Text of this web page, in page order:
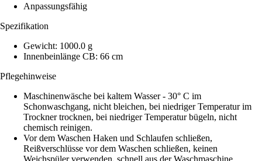
Anpassungsfähig
Spezifikation
Gewicht: 1000.0 g
Innenbeinlänge CB: 66 cm
Pflegehinweise
Maschinenwäsche bei kaltem Wasser - 30° C im
Schonwaschgang, nicht bleichen, bei niedriger Temperatur im
Trockner trocknen, bei niedriger Temperatur bügeln, nicht
chemisch reinigen.
Vor dem Waschen Haken und Schlaufen schließen,
Reißverschlüsse vor dem Waschen schließen, keinen
Weichspüler verwenden, schnell aus der Waschmaschine